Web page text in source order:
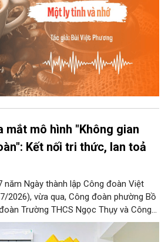
mắt mô hình "Không gian
Kết nối tri thức, lan toả
năm Ngày thành lập Công đoàn Việt
2026), vừa qua, Công đoàn phường Bồ
Trường THCS Ngọc Thụy và Công
Mộ B tổ chức Lễ ra mắt Mô hình
đoàn”.